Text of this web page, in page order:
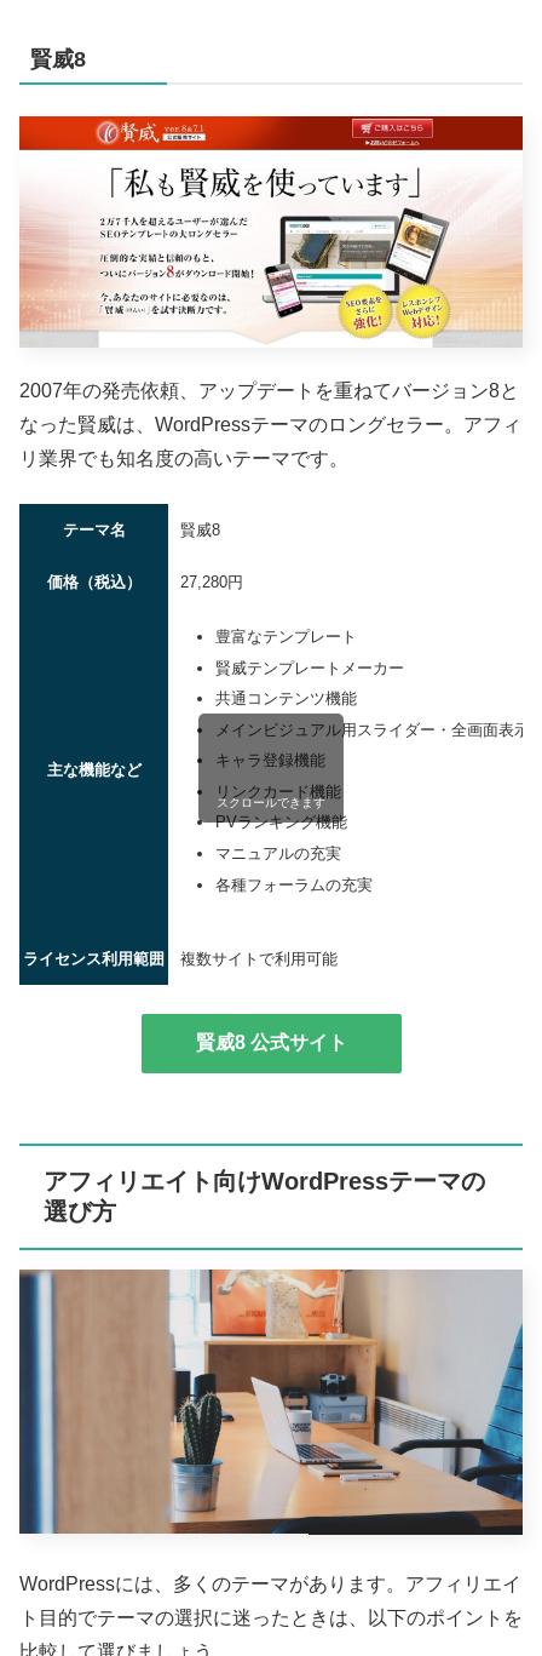
賢威8
2007年の発売依頼、アップデートを重ねてバージョン8と
なった賢威は、WordPressテーマのロングセラー。アフィ
リ業界でも知名度の高いテーマです。
テーマ名 賢威8
価格（税込） 27,280円
主な機能など
豊富なテンプレート
賢威テンプレートメーカー
共通コンテンツ機能
メインビジュアル用スライダー・全画面表示
キャラ登録機能
リンクカード機能
PVランキング機能
マニュアルの充実
各種フォーラムの充実
ライセンス利用範囲 複数サイトで利用可能
スクロールできます
賢威8 公式サイト
アフィリエイト向けWordPressテーマの
選び方
WordPressには、多くのテーマがあります。アフィリエイ
ト目的でテーマの選択に迷ったときは、以下のポイントを